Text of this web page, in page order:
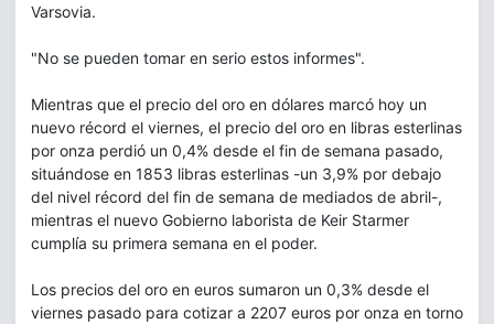
Varsovia.
"No se pueden tomar en serio estos informes".
Mientras que el precio del oro en dólares marcó hoy un
nuevo récord el viernes, el precio del oro en libras esterlinas
por onza perdió un 0,4% desde el fin de semana pasado,
situándose en 1853 libras esterlinas -un 3,9% por debajo
del nivel récord del fin de semana de mediados de abril-,
mientras el nuevo Gobierno laborista de Keir Starmer
cumplía su primera semana en el poder.
Los precios del oro en euros sumaron un 0,3% desde el
viernes pasado para cotizar a 2207 euros por onza en torno